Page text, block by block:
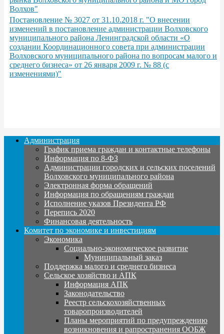
Волхов"
Постановление № 3027 от 31.10.2018 г. "О внесении
изменений в постановление администрации Волховского
муниципального района Ленинградской области «О
создании Координационного совета при администрации
Волховского муниципального района по вопросам малого и
среднего бизнеса» от 26 января 2009 г. № 88 (с
изменениями)"
Администрация
График приема граждан и контактные телефоны
Информация по 8-ФЗ
Администрации городских и сельских поселений
Волховского муниципального района
Электронная форма обращений
Информация по обращениям граждан
Исполнение указов Президента РФ
Перепись 2020
Финансовая деятельность
Комитет по экономике и инвестициям
Экономика
Социально-экономическое развитие
Муниципальный заказ
Поддержка малого и среднего бизнеса
Сельское хозяйство и АПК
Информация АПК
Законодательство
Реестр сельскохозяйственных
товаропроизводителей
Планы мероприятий по предупреждению
возникновения и рапространения ООБЖ